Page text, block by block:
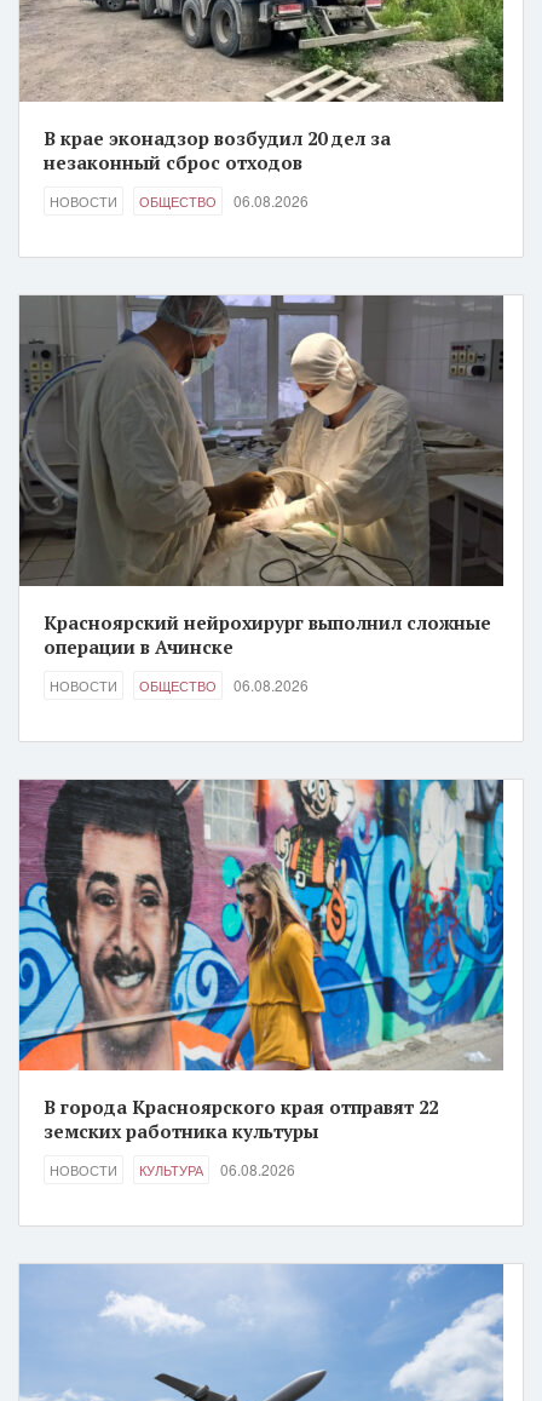
В крае эконадзор возбудил 20 дел за
незаконный сброс отходов
НОВОСТИ ОБЩЕСТВО 06.08.2026
Красноярский нейрохирург выполнил сложные
операции в Ачинске
НОВОСТИ ОБЩЕСТВО 06.08.2026
В города Красноярского края отправят 22
земских работника культуры
НОВОСТИ КУЛЬТУРА 06.08.2026